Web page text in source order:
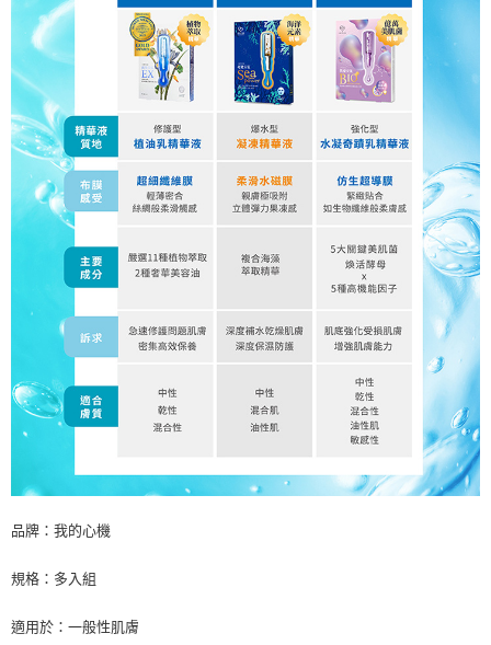
品牌：我的心機
規格：多入組
適用於：一般性肌膚